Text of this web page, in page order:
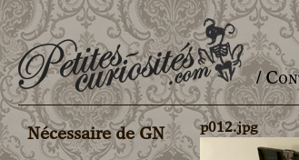
/
p012.jpg
Nécessaire de GN